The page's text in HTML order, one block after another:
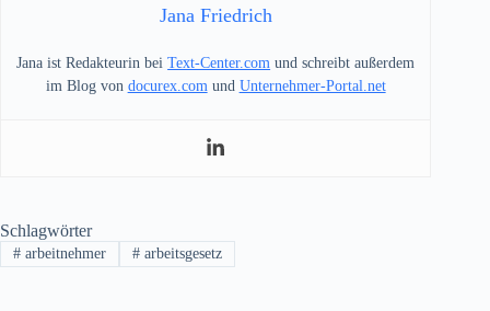
Jana Friedrich
Jana ist Redakteurin beiText-Center.com und schreibt außerdem
im Blog von docurex.com und Unternehmer-Portal.net
Schlagwörter
#arbeitnehmer #arbeitsgesetz